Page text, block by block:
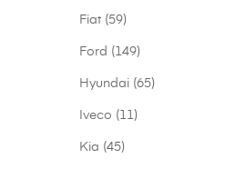
Fiat (59)
Ford (149)
Hyundai (65)
Iveco (11)
Kia (45)